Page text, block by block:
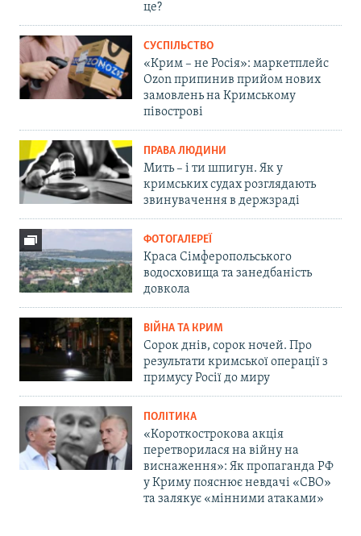
це?
СУСПІЛЬСТВО
«Крим – не Росія»: маркетплейс
Ozon припинив прийом нових
замовлень на Кримському
півострові
ПРАВА ЛЮДИНИ
Мить – і ти шпигун. Як у
кримських судах розглядають
звинувачення в держзраді
ФОТОГАЛЕРЕЇ
Краса Сімферопольського
водосховища та занедбаність
довкола
ВІЙНА ТА КРИМ
Сорок днів, сорок ночей. Про
результати кримської операції з
примусу Росії до миру
ПОЛІТИКА
«Короткострокова акція
перетворилася на війну на
виснаження»: Як пропаганда РФ
у Криму пояснює невдачі «СВО»
та залякує «мінними атаками»